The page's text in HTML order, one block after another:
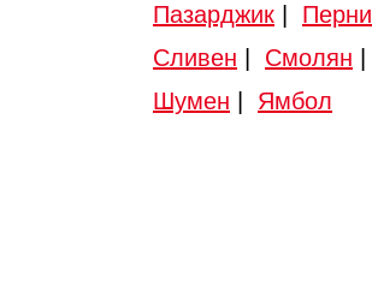
Пазарджик
Сливен
Смолян
Шумен
Ямбол